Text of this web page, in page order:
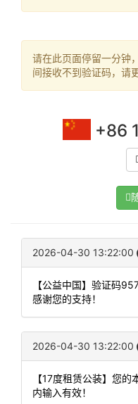
请在此页面停留一分钟
间接收不到验证码，请
+86
2026-04-30 13:22:00
【公益中国】验证码
感谢您的支持！
2026-04-30 13:22:00
【17度租赁公装】您
内输入有效！